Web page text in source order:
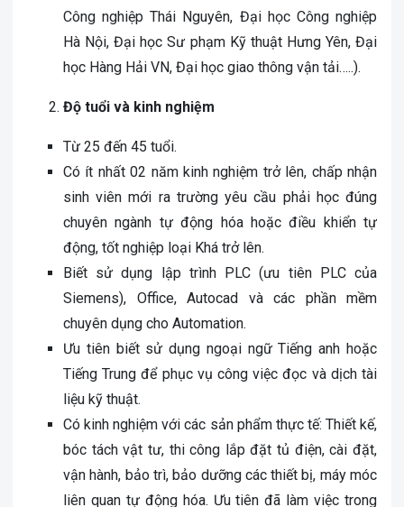
Công nghiệp Thái Nguyên, Đại học Công nghiệp
Hà Nội, Đại học Sư phạm Kỹ thuật Hưng Yên, Đại
học Hàng Hải VN, Đại học giao thông vận tải…..).
Độ tuổi và kinh nghiệm
Từ 25 đến 45 tuổi.
Có ít nhất 02 năm kinh nghiệm trở lên, chấp nhận
sinh viên mới ra trường yêu cầu phải học đúng
chuyên ngành tự động hóa hoặc điều khiển tự
động, tốt nghiệp loại Khá trở lên.
Biết sử dụng lập trình PLC (ưu tiên PLC của
Siemens), Office, Autocad và các phần mềm
chuyên dụng cho Automation.
Ưu tiên biết sử dụng ngoại ngữ Tiếng anh hoặc
Tiếng Trung để phục vụ công việc đọc và dịch tài
liệu kỹ thuật.
Có kinh nghiệm với các sản phẩm thực tế: Thiết kế,
bóc tách vật tư, thi công lắp đặt tủ điện, cài đặt,
vận hành, bảo trì, bảo dưỡng các thiết bị, máy móc
liên quan tự động hóa. Ưu tiên đã làm việc trong